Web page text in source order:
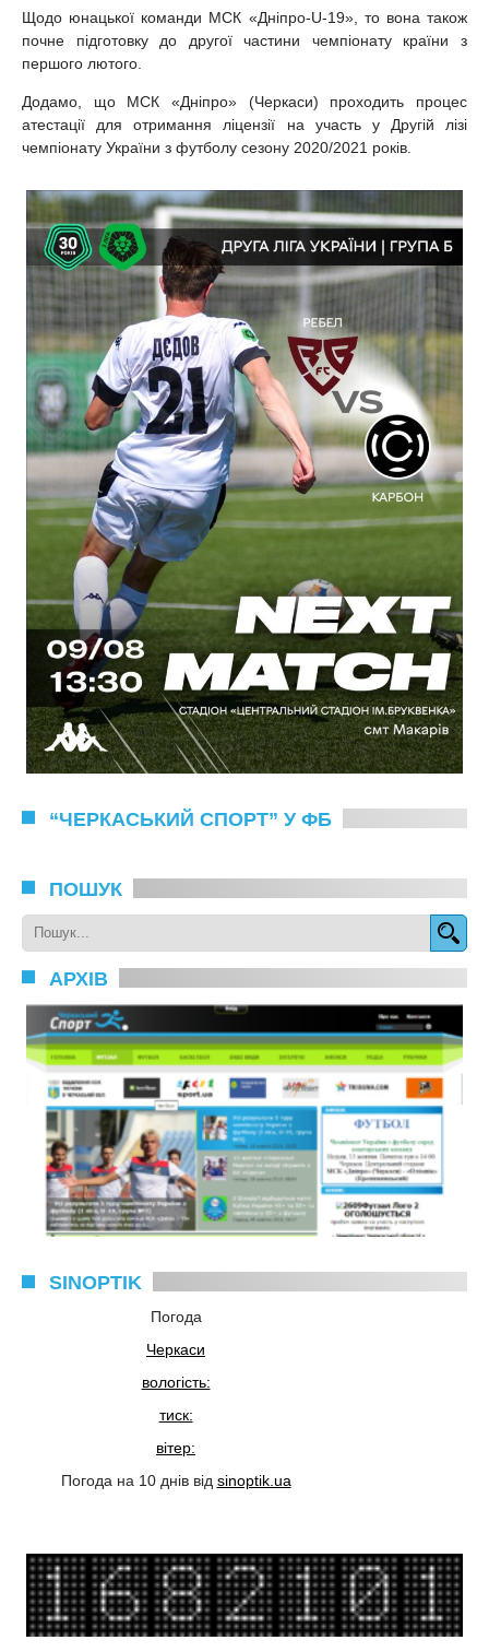
Щодо юнацької команди МСК «Дніпро-U-19», то вона також
почне підготовку до другої частини чемпіонату країни з
першого лютого.
Додамо, що МСК «Дніпро» (Черкаси) проходить процес
атестації для отримання ліцензії на участь у Другій лізі
чемпіонату України з футболу сезону 2020/2021 років.
“ЧЕРКАСЬКИЙ СПОРТ” У ФБ
ПОШУК
АРХІВ
SINOPTIK
Погода
Черкаси
вологість:
тиск:
вітер:
Погода на 10 днів від sinoptik.ua